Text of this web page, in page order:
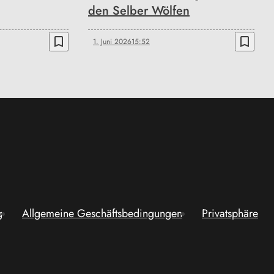
bookmark_border
den Selber Wölfen
1. Juni 202615:52 bookmark_border
Allgemeine Geschäftsbedingungen Privatsphäre